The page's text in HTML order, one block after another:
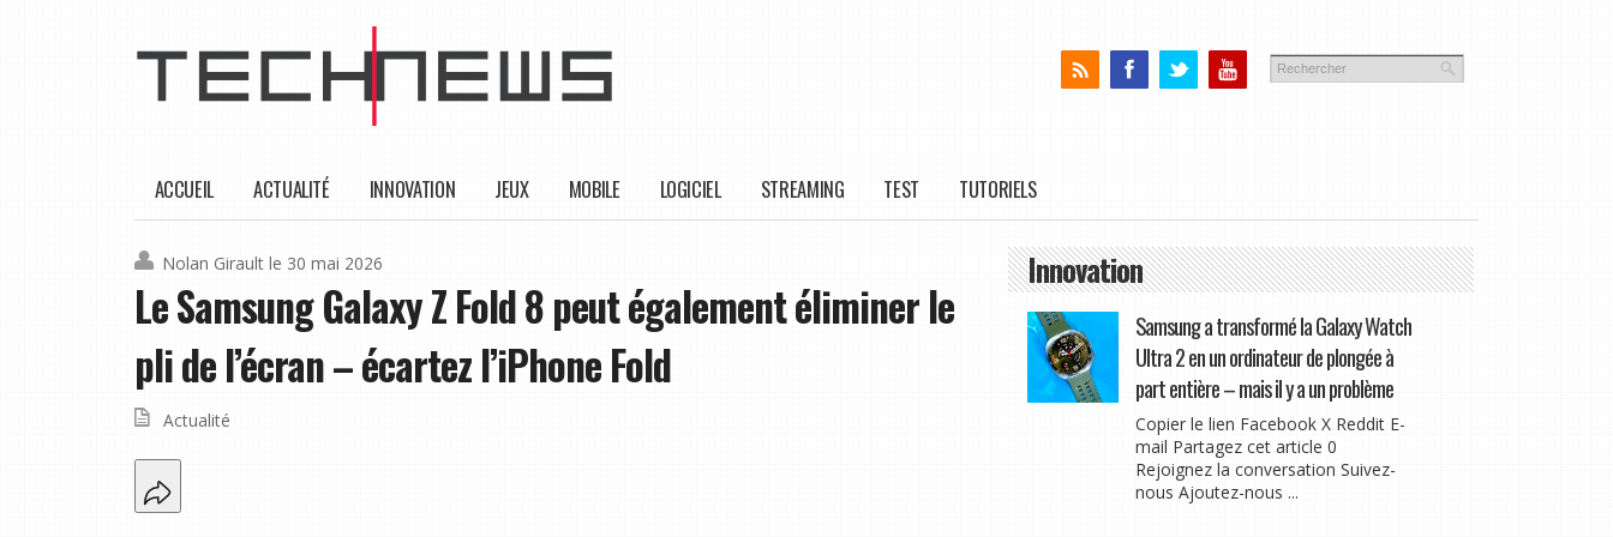
ACCUEIL ACTUALITÉ INNOVATION JEUX MOBILE LOGICIEL STREAMING TEST TUTORIELS
Nolan Girault le 30 mai 2026
Le Samsung Galaxy Z Fold 8 peut également éliminer le
pli de l’écran – écartez l’iPhone Fold
Actualité
Innovation
Samsung a transformé la Galaxy Watch
Ultra 2 en un ordinateur de plongée à
part entière – mais il y a un problème
Copier le lien Facebook X Reddit E-
mail Partagez cet article 0
Rejoignez la conversation Suivez-
nous Ajoutez-nous ...